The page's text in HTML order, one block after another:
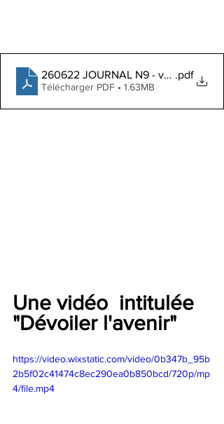
260622 JOURNAL N9 - version écran
.pdf
Télécharger PDF • 1.63MB
Une vidéo  intitulée
"Dévoiler l'avenir"
https://video.wixstatic.com/video/0b347b_95b
2b5f02c41474c8ec290ea0b850bcd/720p/mp
4/file.mp4